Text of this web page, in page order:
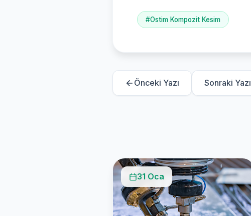
#Ostim Kompozit Kesim
Önceki Yazı Sonraki Yazı
31 Oca